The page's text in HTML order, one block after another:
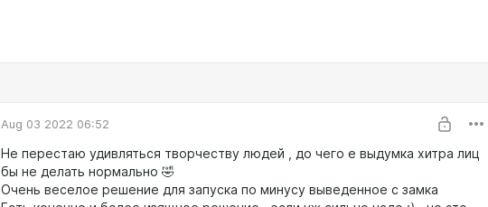
Aug 03 2022 06:52
Не перестаю удивляться творчеству людей , до чего е выдумка хитра лиц
бы не делать нормально 🤣
Очень веселое решение для запуска по минусу выведенное с замка